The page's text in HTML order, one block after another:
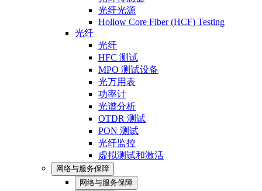
光纤光源
Hollow Core Fiber (HCF) Testing
光纤
光纤
HFC 测试
MPO 测试设备
光万用表
功率计
光谱分析
OTDR 测试
PON 测试
光纤监控
虚拟测试和激活
网络与服务保障
网络与服务保障